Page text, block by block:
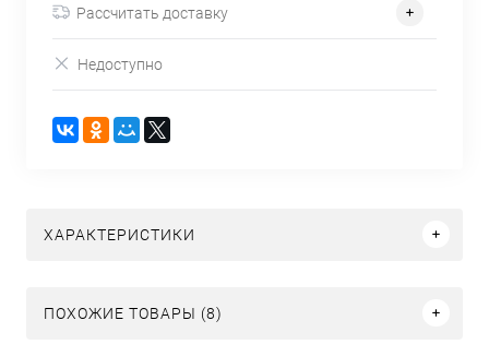
Рассчитать доставку
Недоступно
ХАРАКТЕРИСТИКИ
ПОХОЖИЕ ТОВАРЫ (8)